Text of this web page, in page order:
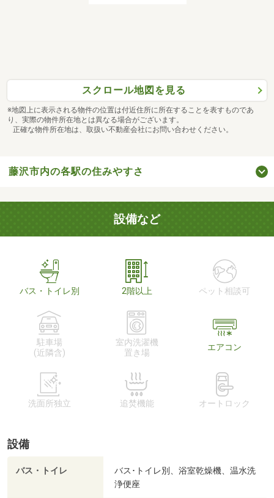
スクロール地図を見る
※地図上に表示される物件の位置は付近住所に所在することを表すものであ
り、実際の物件所在地とは異なる場合がございます。
正確な物件所在地は、取扱い不動産会社にお問い合わせください。
藤沢市内の各駅の住みやすさ
設備など
バス・トイレ別 2階以上 ペット相談可
駐車場
(近隣含)
室内洗濯機
置き場
エアコン
洗面所独立 追焚機能 オートロック
設備
バス・トイレ
バス･トイレ別、浴室乾燥機、温水洗
浄便座